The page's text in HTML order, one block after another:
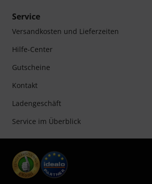
Service
Versandkosten und Lieferzeiten
Hilfe-Center
Gutscheine
Kontakt
Ladengeschäft
Service im Überblick